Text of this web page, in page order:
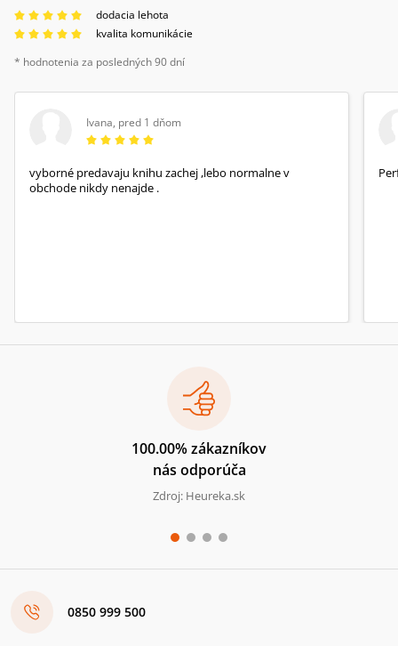
dodacia lehota
kvalita komunikácie
* hodnotenia za posledných 90 dní
Ivana, pred 1 dňom
vyborné predavaju knihu zachej ,lebo normalne v
obchode nikdy nenajde .
100.00% zákazníkov
nás odporúča
Zdroj: Heureka.sk
0850 999 500